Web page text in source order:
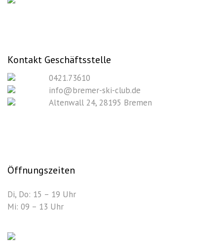
Kontakt Geschäftsstelle
0421.73610
info@bremer-ski-club.de
Altenwall 24, 28195 Bremen
Öffnungszeiten
Di, Do: 15 – 19 Uhr
Mi: 09 – 13 Uhr